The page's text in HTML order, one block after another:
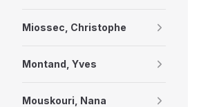
Miossec, Christophe
Montand, Yves
Mouskouri, Nana